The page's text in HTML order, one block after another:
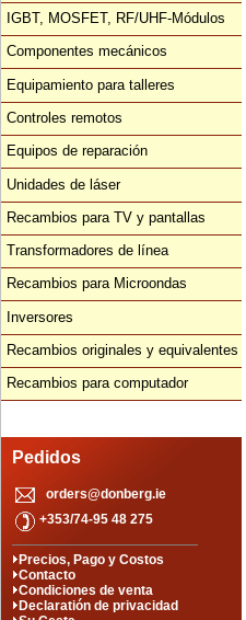
IGBT, MOSFET, RF/UHF-Módulos
Componentes mecánicos
Equipamiento para talleres
Controles remotos
Equipos de reparación
Unidades de láser
Recambios para TV y pantallas
Transformadores de línea
Recambios para Microondas
Inversores
Recambios originales y equivalentes
Recambios para computador
Pedidos
orders@donberg.ie
+353/74-95 48 275
Precios, Pago y Costos
Contacto
Condiciones de venta
Declaratión de privacidad